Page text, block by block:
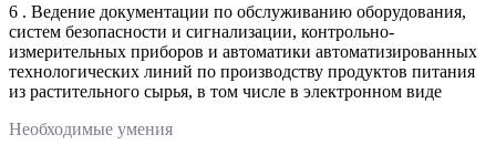
6 . Ведение документации по обслуживанию оборудования,
систем безопасности и сигнализации, контрольно-
измерительных приборов и автоматики автоматизированных
технологических линий по производству продуктов питания
из растительного сырья, в том числе в электронном виде
Необходимые умения